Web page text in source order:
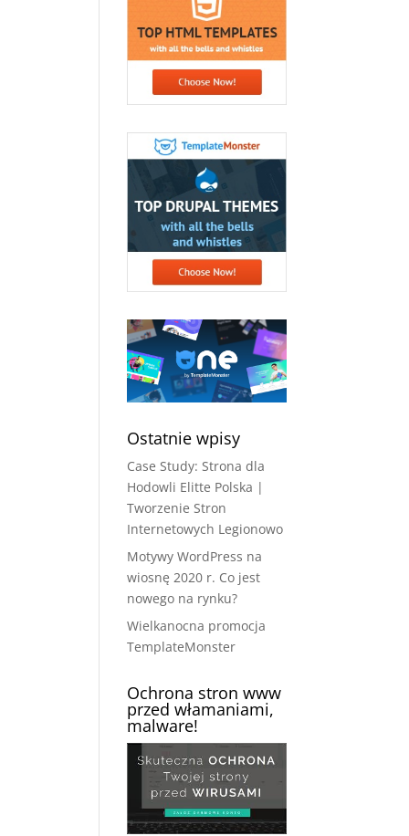
Ostatnie wpisy
Case Study: Strona dla
Hodowli Elitte Polska |
Tworzenie Stron
Internetowych Legionowo
Motywy WordPress na
wiosnę 2020 r. Co jest
nowego na rynku?
Wielkanocna promocja
TemplateMonster
Ochrona stron www
przed włamaniami,
malware!